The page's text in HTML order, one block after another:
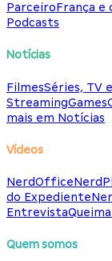
ParceiroFrança e
Podcasts
Notícias
FilmesSéries, TV e
StreamingGames
mais em Notícias
Vídeos
NerdOffice
do Expediente
Entrevista
Quem somos